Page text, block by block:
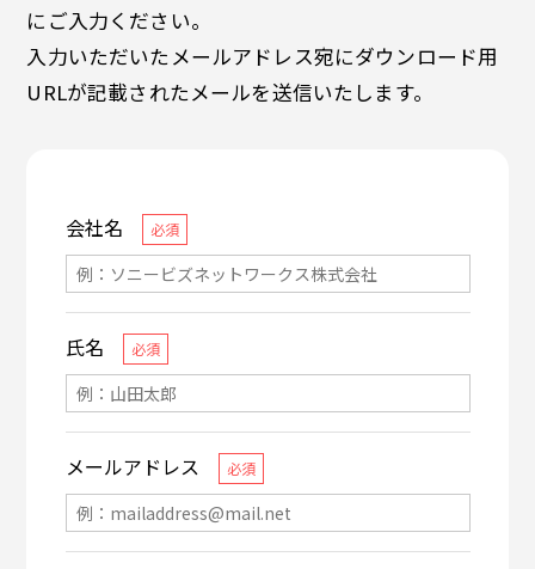
にご入力ください。
入力いただいたメールアドレス宛にダウンロード用
URLが記載されたメールを送信いたします。